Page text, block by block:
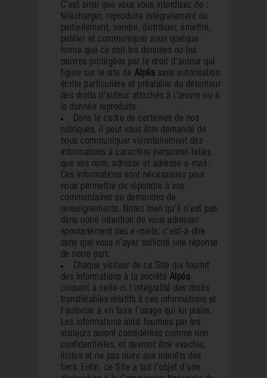
C'est ainsi que vous vous interdisez de :
télécharger, reproduire intégralement ou
partiellement, vendre, distribuer, émettre,
publier et communiquer sous quelque
forme que ce soit les données ou les
œuvres protégées par le droit d'auteur qui
figure sur le site de Alpéa sans autorisation
écrite particulière et préalable du détenteur
des droits d'auteur attachés à l'œuvre ou à
la donnée reproduite.
Dans le cadre de certaines de nos
rubriques, il peut vous être demandé de
nous communiquer volontairement des
informations à caractère personnel telles
que vos nom, adresse et adresse e-mail.
Ces informations sont nécessaires pour
nous permettre de répondre à vos
commentaires ou demandes de
renseignements. Notez bien qu'il n'est pas
dans notre intention de vous adresser
spontanément des e-mails, c'est-à-dire
sans que vous n'ayez sollicité une réponse
de notre part.
Chaque visiteur de ce Site qui fournit
des informations à la société Alpéa
consent à celle-ci l'intégralité des droits
transférables relatifs à ces informations et
l'autorise à en faire l'usage qui lui plaira.
Les informations ainsi fournies par les
visiteurs seront considérées comme non
confidentielles, et devront être exactes,
licites et ne pas nuire aux intérêts des
tiers. Enfin, ce Site a fait l'objet d'une